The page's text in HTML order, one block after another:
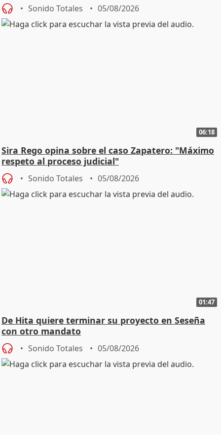
Sonido Totales 05/08/2026
06:18
Sira Rego opina sobre el caso Zapatero: "Máximo
respeto al proceso judicial"
Sonido Totales 05/08/2026
01:47
De Hita quiere terminar su proyecto en Seseña
con otro mandato
Sonido Totales 05/08/2026